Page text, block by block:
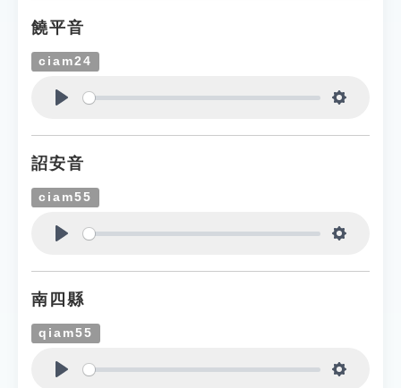
饒平音
ciam24
詔安音
ciam55
南四縣
qiam55